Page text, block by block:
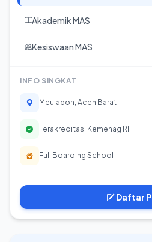
Akademik MAS
Kesiswaan MAS
INFO SINGKAT
Meulaboh, Aceh Barat
Terakreditasi Kemenag RI
Full Boarding School
Daftar